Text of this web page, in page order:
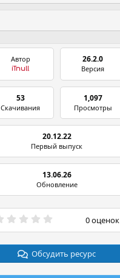
Автор
iTnull
26.2.0
Версия
53
Скачивания
1,097
Просмотры
20.12.22
Первый выпуск
13.06.26
Обновление
0
0
з
в
0 оценок
Обсудить ресурс